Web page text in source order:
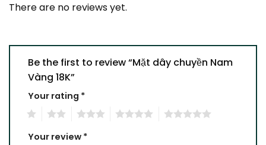
There are no reviews yet.
Be the first to review “Mặt dây chuyền Nam
Vàng 18K”
Your rating *
Your review *